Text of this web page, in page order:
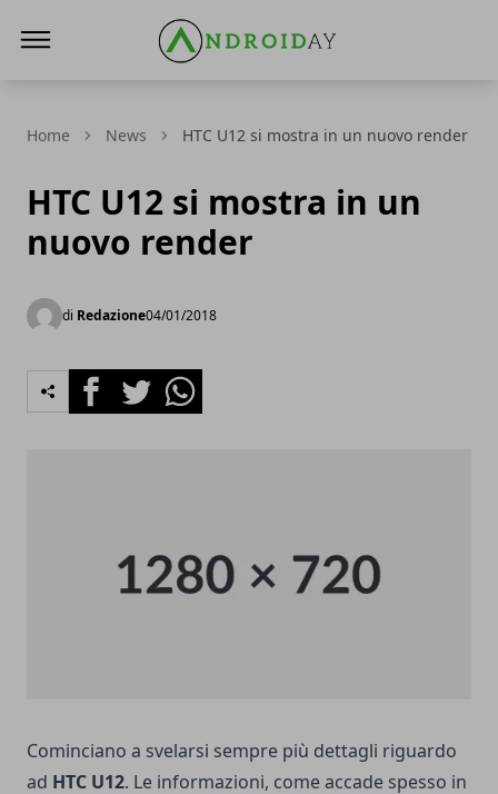
Home News HTC U12 si mostra in un nuovo render
HTC U12 si mostra in un
nuovo render
di Redazione04/01/2018
FacebookTwitterWhatsapp
Cominciano a svelarsi sempre più dettagli riguardo
ad HTC U12. Le informazioni, come accade spesso in